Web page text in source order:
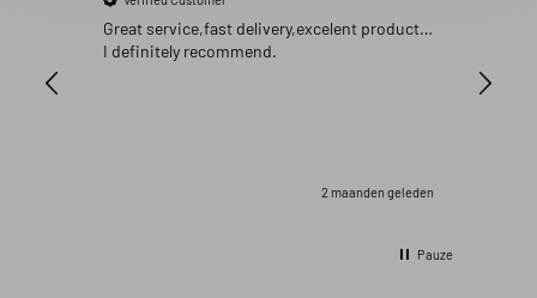
Great service,fast delivery,excelent product…
I definitely recommend.
2 maanden geleden
Pauze